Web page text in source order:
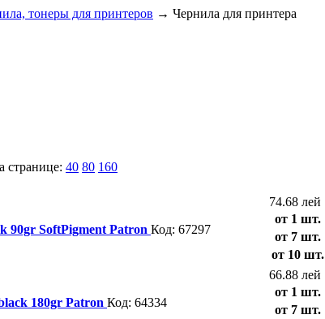
тонеры для принтеров → Чернила для принтера
странице: 40 80 160
90gr SoftPigment Patron Код: 67297
74.68 лей
от 1 шт.
от 7 шт.
от 10 шт.
180gr Patron Код: 64334
66.88 лей
от 1 шт.
от 7 шт.